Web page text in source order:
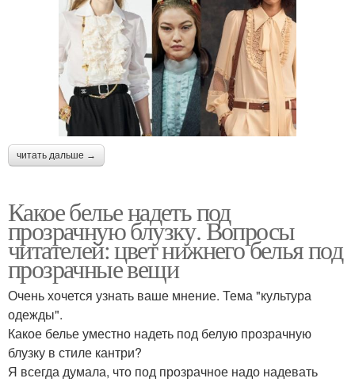
читать дальше →
Какое белье надеть под
прозрачную блузку. Вопросы
читателей: цвет нижнего белья под
прозрачные вещи
Очень хочется узнать ваше мнение. Тема "культура
одежды".
Какое белье уместно надеть под белую прозрачную
блузку в стиле кантри?
Я всегда думала, что под прозрачное надо надевать